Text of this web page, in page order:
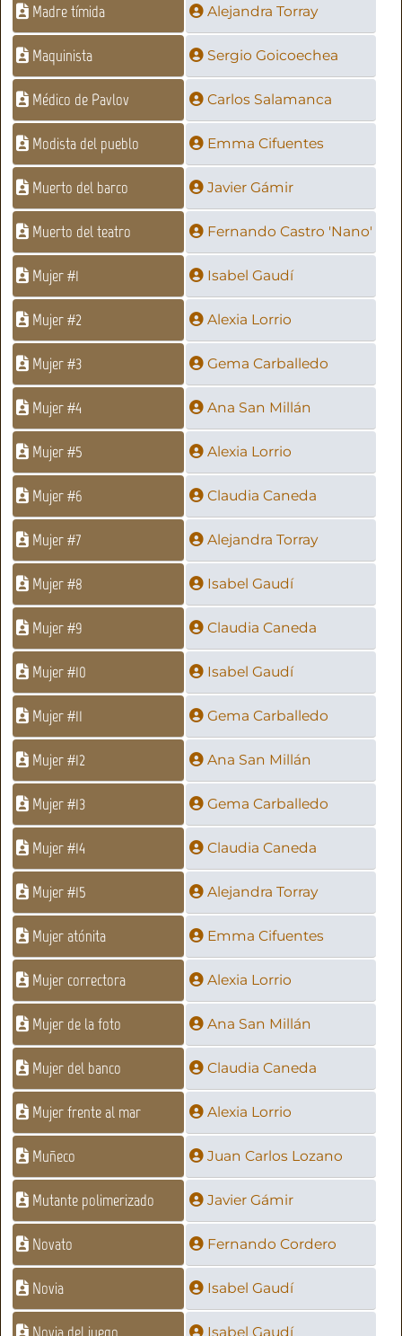
Madre tímida Alejandra Torray
Maquinista Sergio Goicoechea
Médico de Pavlov Carlos Salamanca
Modista del pueblo Emma Cifuentes
Muerto del barco Javier Gámir
Muerto del teatro Fernando Castro 'Nano'
Mujer #1 Isabel Gaudí
Mujer #2 Alexia Lorrio
Mujer #3 Gema Carballedo
Mujer #4 Ana San Millán
Mujer #5 Alexia Lorrio
Mujer #6 Claudia Caneda
Mujer #7 Alejandra Torray
Mujer #8 Isabel Gaudí
Mujer #9 Claudia Caneda
Mujer #10 Isabel Gaudí
Mujer #11 Gema Carballedo
Mujer #12 Ana San Millán
Mujer #13 Gema Carballedo
Mujer #14 Claudia Caneda
Mujer #15 Alejandra Torray
Mujer atónita Emma Cifuentes
Mujer correctora Alexia Lorrio
Mujer de la foto Ana San Millán
Mujer del banco Claudia Caneda
Mujer frente al mar Alexia Lorrio
Muñeco Juan Carlos Lozano
Mutante polimerizado Javier Gámir
Novato Fernando Cordero
Novia Isabel Gaudí
Novia del juego Isabel Gaudí